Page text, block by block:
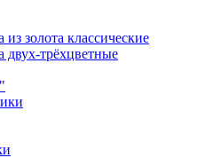
золота классические
двух-трёхцветные